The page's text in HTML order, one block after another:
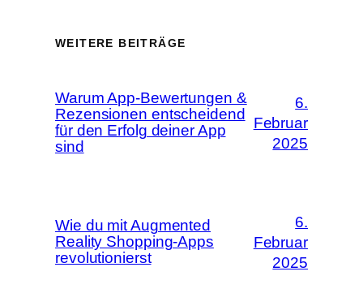
WEITERE BEITRÄGE
Warum App-Bewertungen &
Rezensionen entscheidend
für den Erfolg deiner App
sind
6.
Februar
2025
Wie du mit Augmented
Reality Shopping-Apps
revolutionierst
6.
Februar
2025